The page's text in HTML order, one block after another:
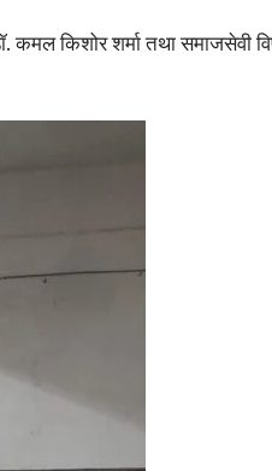
किशोर शर्मा तथा समाजसेवी